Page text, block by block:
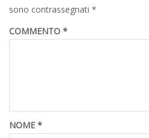
sono contrassegnati *
COMMENTO *
NOME *